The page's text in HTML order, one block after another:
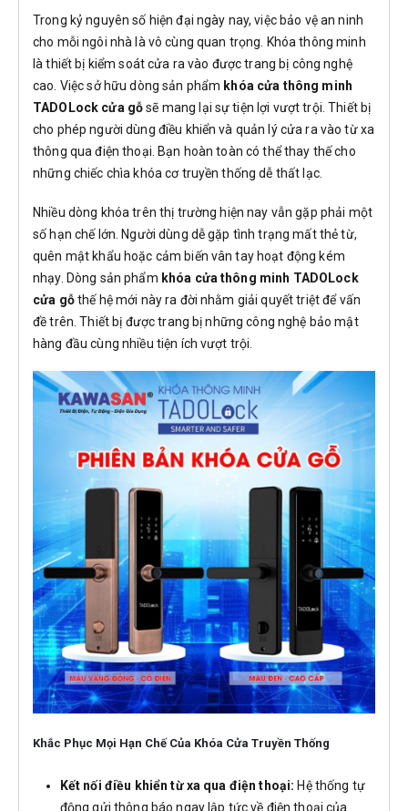
Trong kỷ nguyên số hiện đại ngày nay, việc bảo vệ an ninh
cho mỗi ngôi nhà là vô cùng quan trọng. Khóa thông minh
là thiết bị kiểm soát cửa ra vào được trang bị công nghệ
cao. Việc sở hữu dòng sản phẩm khóa cửa thông minh
TADOLock cửa gỗsẽ mang lại sự tiện lợi vượt trội. Thiết bị
cho phép người dùng điều khiển và quản lý cửa ra vào từ xa
thông qua điện thoại. Bạn hoàn toàn có thể thay thế cho
những chiếc chìa khóa cơ truyền thống dễ thất lạc.
Nhiều dòng khóa trên thị trường hiện nay vẫn gặp phải một
số hạn chế lớn. Người dùng dễ gặp tình trạng mất thẻ từ,
quên mật khẩu hoặc cảm biến vân tay hoạt động kém
nhạy. Dòng sản phẩm khóa cửa thông minh TADOLock
cửa gỗthế hệ mới này ra đời nhằm giải quyết triệt để vấn
đề trên. Thiết bị được trang bị những công nghệ bảo mật
hàng đầu cùng nhiều tiện ích vượt trội.
Khắc Phục Mọi Hạn Chế Của Khóa Cửa Truyền Thống
Kết nối điều khiển từ xa qua điện thoại: Hệ thống tự
động gửi thông báo ngay lập tức về điện thoại của